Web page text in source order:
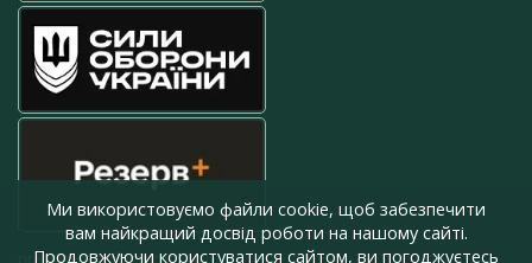
press@armyinform.com.ua
Ми використовуємо файли cookie, щоб забезпечити
вам найкращий досвід роботи на нашому сайті.
Продовжуючи користуватися сайтом, ви погоджуєтесь